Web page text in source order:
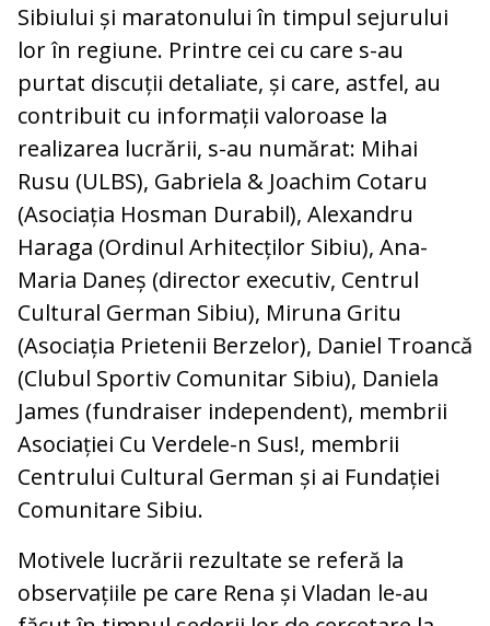
Sibiului și maratonului în timpul sejurului
lor în regiune. Printre cei cu care s-au
purtat discuții detaliate, și care, astfel, au
contribuit cu informații valoroase la
realizarea lucrării, s-au numărat: Mihai
Rusu (ULBS), Gabriela & Joachim Cotaru
(Asociația Hosman Durabil), Alexandru
Haraga (Ordinul Arhitecților Sibiu), Ana-
Maria Daneș (director executiv, Centrul
Cultural German Sibiu), Miruna Gritu
(Asociația Prietenii Berzelor), Daniel Troancă
(Clubul Sportiv Comunitar Sibiu), Daniela
James (fundraiser independent), membrii
Asociației Cu Verdele-n Sus!, membrii
Centrului Cultural German și ai Fundației
Comunitare Sibiu.
Motivele lucrării rezultate se referă la
observațiile pe care Rena și Vladan le-au